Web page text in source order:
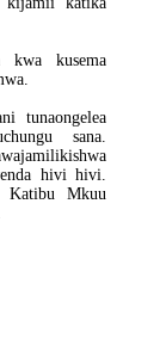
kwa kusema
tunaongelea
sana.
hivi hivi.
Katibu Mkuu